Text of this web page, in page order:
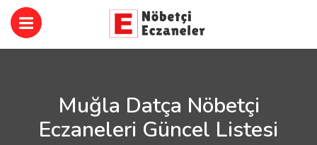
Muğla Datça Nöbetçi
Eczaneleri Güncel Listesi